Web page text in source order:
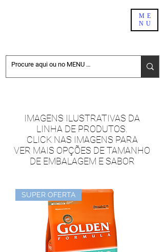
ME
NU
IMAGENS ILUSTRATIVAS DA
LINHA DE PRODUTOS.
CLICK NAS IMAGENS PARA
VER MAIS OPÇÕES DE TAMANHO
DE EMBALAGEM E SABOR
SUPER OFERTA